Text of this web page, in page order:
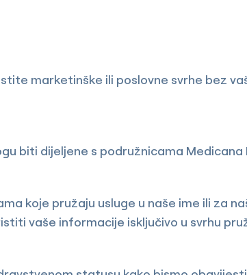
marketinške ili poslovne svrhe bez
biti dijeljene s podružnicama Medicana
koje pružaju usluge u naše ime ili za
vaše informacije isključivo u svrhu